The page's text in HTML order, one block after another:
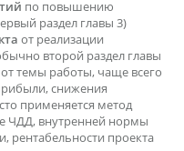
по повышению
раздел главы 3)
от реализации
второй раздел главы
темы работы, чаще всего
снижения
применяется метод
ЧДД, внутренней нормы
рентабельности проекта